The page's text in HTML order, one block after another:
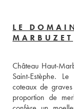
LE
MARBUZET
Château Haut-
Saint-Estèphe.
coteaux de
proportion de